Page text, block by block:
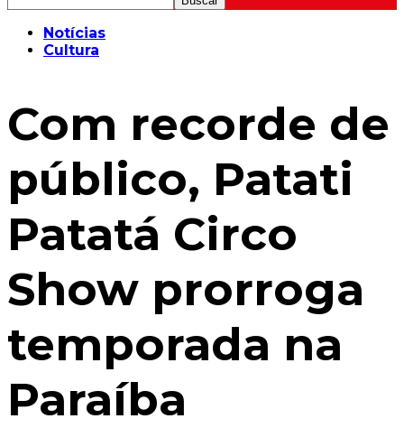
Notícias
Cultura
Com recorde de
público, Patati
Patatá Circo
Show prorroga
temporada na
Paraíba